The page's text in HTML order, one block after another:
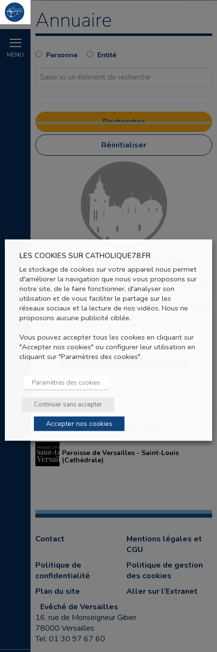
MENU
Annuaire
Personne Entité
Réinitialiser
Sainte-Famille de
Bordeaux (communauté
Pierre-Bienvenu Noailles)
Résidence Pierre-Bienvenu Noailles
184 avenue Morane Saulnier
Buc
Entités de rattachement
Paroisse de Versailles - Saint-Louis
(Cathédrale)
Contact
Mentions légales et
CGU
Politique de
confidentialité
Politique de gestion
des cookies
Plan du site
Aller sur l’Extranet
Evêché de Versailles
16, rue de Monseigneur Gibier
78000 Versailles
Tel: 01 30 97 67 60
LES COOKIES SUR CATHOLIQUE78.FR
Le stockage de cookies sur votre appareil nous permet
d'améliorer la navigation que nous vous proposons sur
notre site, de le faire fonctionner, d'analyser son
utilisation et de vous faciliter le partage sur les
réseaux sociaux et la lecture de nos vidéos. Nous ne
proposons aucune publicité ciblée.
Vous pouvez accepter tous les cookies en cliquant sur
"Accepter nos cookies" ou configurer leur utilisation en
cliquant sur "Paramètres des cookies".
Paramètres des cookies
Continuer sans accepter
Accepter nos cookies